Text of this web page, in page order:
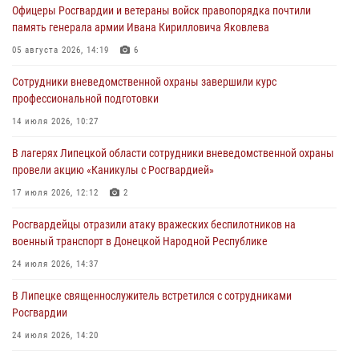
Росгвардия обеспечила безопасность граждан на праздновании
Дня ВДВ в Липецке
03 августа 2026, 13:43
Росгвардейцы обеспечили безопасность граждан в День Лев-
Толстовского района
03 августа 2026, 13:41
Росгвардия противодействует БПЛА ВСУ на южном направлении
(видео)
03 августа 2026, 13:39
Офицеры Росгвардии и ветераны войск правопорядка почтили
память генерала армии Ивана Кирилловича Яковлева
05 августа 2026, 14:19 6
Сотрудники вневедомственной охраны завершили курс
профессиональной подготовки
14 июля 2026, 10:27
В лагерях Липецкой области сотрудники вневедомственной охраны
провели акцию «Каникулы с Росгвардией»
17 июля 2026, 12:12 2
Росгвардейцы отразили атаку вражеских беспилотников на
военный транспорт в Донецкой Народной Республике
24 июля 2026, 14:37
В Липецке священнослужитель встретился с сотрудниками
Росгвардии
24 июля 2026, 14:20